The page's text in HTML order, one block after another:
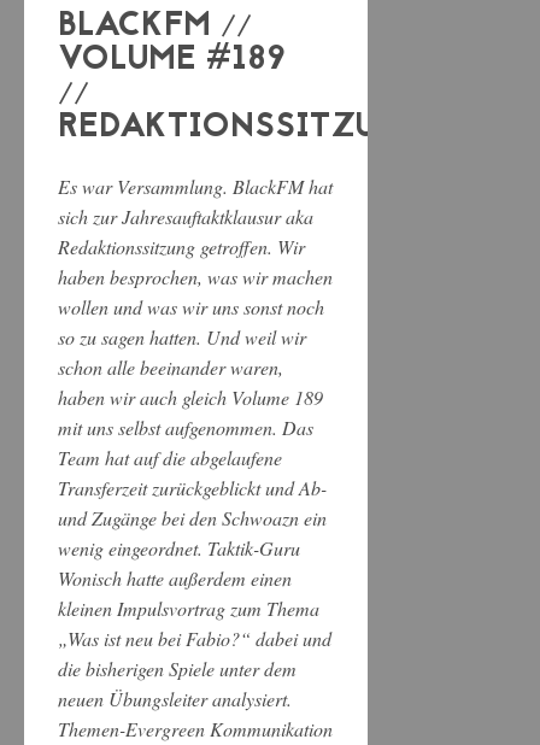
BLACKFM //
VOLUME #189
//
REDAKTIONSSITZUNG
Es war Versammlung. BlackFM hat
sich zur Jahresauftaktklausur aka
Redaktionssitzung getroffen. Wir
haben besprochen, was wir machen
wollen und was wir uns sonst noch
so zu sagen hatten. Und weil wir
schon alle beeinander waren,
haben wir auch gleich Volume 189
mit uns selbst aufgenommen. Das
Team hat auf die abgelaufene
Transferzeit zurückgeblickt und Ab-
und Zugänge bei den Schwoazn ein
wenig eingeordnet. Taktik-Guru
Wonisch hatte außerdem einen
kleinen Impulsvortrag zum Thema
„Was ist neu bei Fabio?“ dabei und
die bisherigen Spiele unter dem
neuen Übungsleiter analysiert.
Themen-Evergreen Kommunikation